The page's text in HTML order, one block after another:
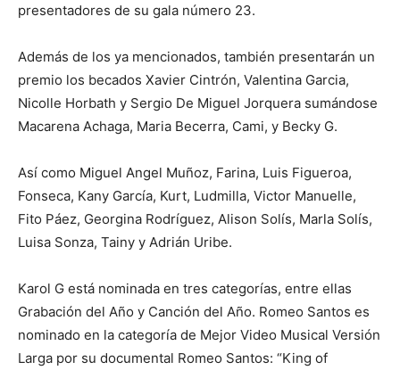
presentadores de su gala número 23.
Además de los ya mencionados, también presentarán un
premio los becados Xavier Cintrón, Valentina Garcia,
Nicolle Horbath y Sergio De Miguel Jorquera sumándose
Macarena Achaga, Maria Becerra, Cami, y Becky G.
Así como Miguel Angel Muñoz, Farina, Luis Figueroa,
Fonseca, Kany García, Kurt, Ludmilla, Victor Manuelle,
Fito Páez, Georgina Rodríguez, Alison Solís, Marla Solís,
Luisa Sonza, Tainy y Adrián Uribe.
Karol G está nominada en tres categorías, entre ellas
Grabación del Año y Canción del Año. Romeo Santos es
nominado en la categoría de Mejor Video Musical Versión
Larga por su documental Romeo Santos: “King of